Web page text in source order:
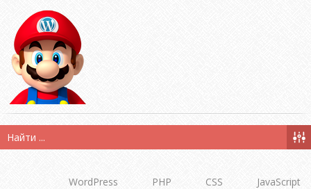
WordPress PHP CSS
JavaScript